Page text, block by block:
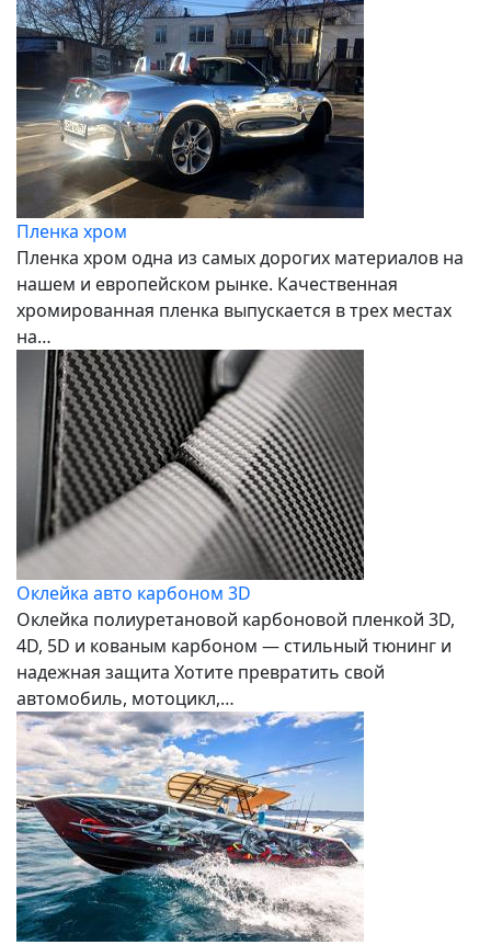
Пленка хром
Пленка хром одна из самых дорогих материалов на
нашем и европейском рынке. Качественная
хромированная пленка выпускается в трех местах
на…
Оклейка авто карбоном 3D
Оклейка полиуретановой карбоновой пленкой 3D,
4D, 5D и кованым карбоном — стильный тюнинг и
надежная защита Хотите превратить свой
автомобиль, мотоцикл,…